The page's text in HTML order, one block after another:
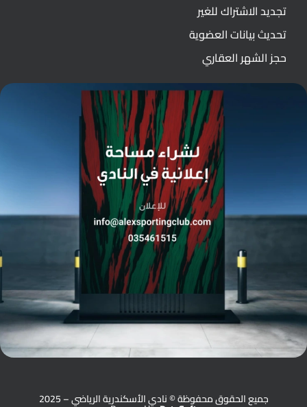
تجديد الاشتراك للغير
تحديث بيانات العضوية
حجز الشهر العقاري
جميع الحقوق محفوظة © نادي الأسكندرية الرياضي – 2025